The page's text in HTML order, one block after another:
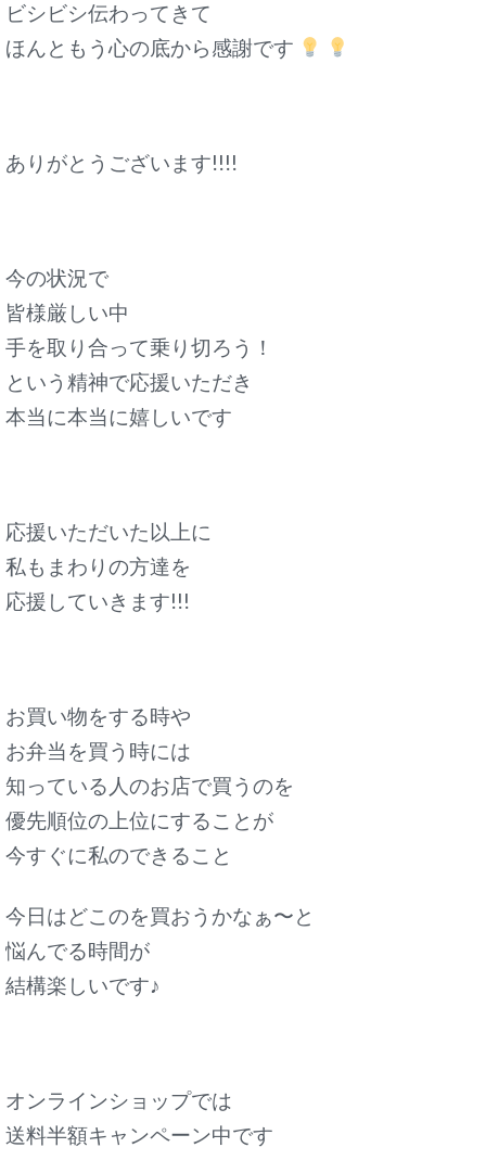
ビシビシ伝わってきて
ほんともう心の底から感謝です
ありがとうございます!!!!
今の状況で
皆様厳しい中
手を取り合って乗り切ろう！
という精神で応援いただき
本当に本当に嬉しいです
応援いただいた以上に
私もまわりの方達を
応援していきます!!!
お買い物をする時や
お弁当を買う時には
知っている人のお店で買うのを
優先順位の上位にすることが
今すぐに私のできること
今日はどこのを買おうかなぁ〜と
悩んでる時間が
結構楽しいです♪
オンラインショップでは
送料半額キャンペーン中です